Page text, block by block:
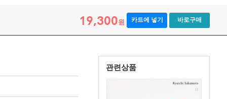
19,300원 카트에 넣기 바로구매
관련상품